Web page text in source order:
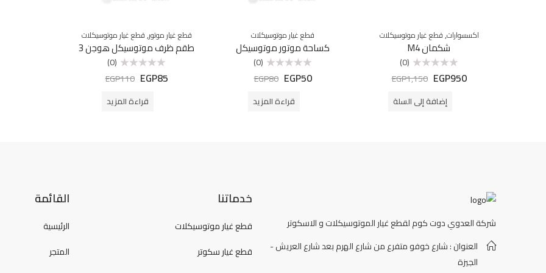
اكسسوارات,قطع غيار موتوسيكلات
شكمان M4
التقييم
(0)
EGP950
EGP1,150
إضافة إلى السلة
قطع غيار موتوسيكلات
كساحة موتور موتوسيكل
التقييم
(0)
EGP50
EGP80
قراءة المزيد
قطع غيار موتور,قطع غيار موتوسيكلات
طقم ظرف موتوسيكل هوجن 3
التقييم
(0)
EGP85
EGP110
قراءة المزيد
شركة العدوي دوت كوم لقطع غيار الموتوسيكلات و الاسكوتر
العنوان : شارع خوفو متفرع من شارع الهرم بعد شارع العريش -
الجيزة
خدماتنا
قطع غيار موتوسيكلات
قطع غيار سكوتر
القائمة
الرئيسية
المتجر